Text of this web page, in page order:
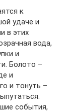
к
удаче и
в этих
вода,
и
Болото –
и
и тонуть –
события,